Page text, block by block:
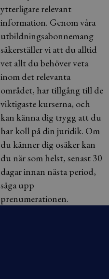
ytterligare relevant
information. Genom våra
utbildningsabonnemang
säkerställer vi att du alltid
vet allt du behöver veta
inom det relevanta
området, har tillgång till de
viktigaste kurserna, och
kan känna dig trygg att du
har koll på din juridik. Om
du känner dig osäker kan
du när som helst, senast 30
dagar innan nästa period,
säga upp
prenumerationen.